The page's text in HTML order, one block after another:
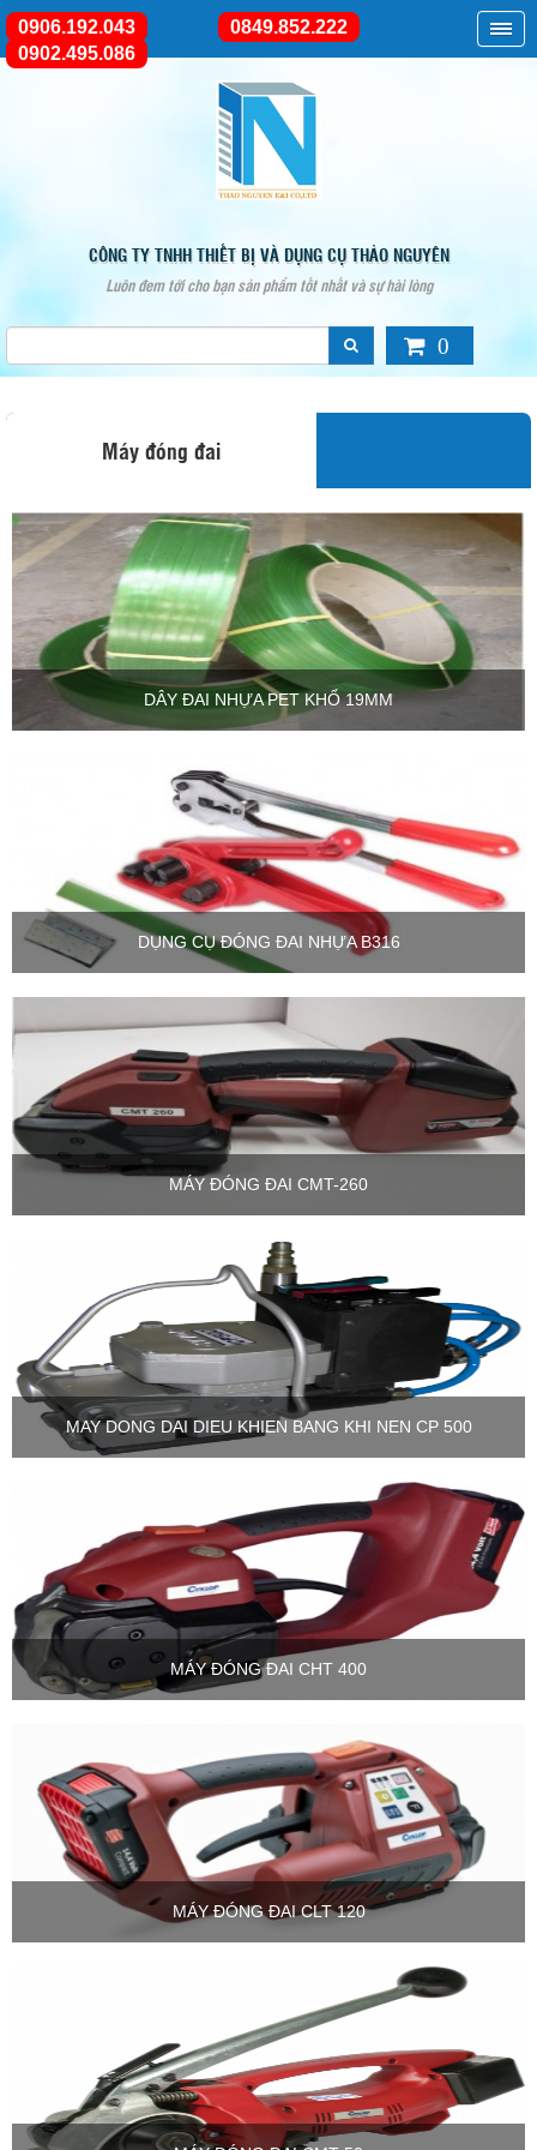
CÔNG TY TNHH THIẾT BỊ VÀ DỤNG CỤ THẢO NGUYÊN
Luôn đem tới cho bạn sản phẩm tốt nhất và sự hài lòng
0906.192.043
0849.852.222
0902.495.086
0
Máy đóng đai
DÂY ĐAI NHỰA PET KHỔ 19MM
DỤNG CỤ ĐÓNG ĐAI NHỰA B316
MÁY ĐÓNG ĐAI CMT-260
MAY DONG DAI DIEU KHIEN BANG KHI NEN CP 500
MÁY ĐÓNG ĐAI CHT 400
MÁY ĐÓNG ĐAI CLT 120